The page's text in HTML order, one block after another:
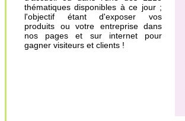
thématiques disponibles à ce jour ;
l'objectif étant d'exposer vos
produits ou votre entreprise dans
nos pages et sur internet pour
gagner visiteurs et clients !